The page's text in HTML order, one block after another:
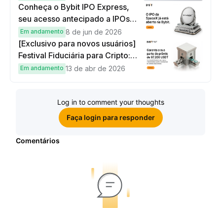
Conheça o Bybit IPO Express,
seu acesso antecipado a IPOs
globais
Em andamento 8 de jun de 2026
[Exclusivo para novos usuários]
Festival Fiduciária para Cripto:
complete tarefas simples e
Em andamento 13 de abr de 2026
Log in to comment your thoughts
Faça login para responder
Comentários